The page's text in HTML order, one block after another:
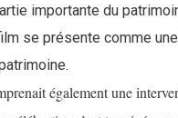
importante du
se présente comme
également une